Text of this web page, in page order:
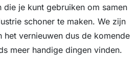
die je kunt gebruiken om samen
schoner te maken. We zijn
het vernieuwen dus de komende
meer handige dingen vinden.